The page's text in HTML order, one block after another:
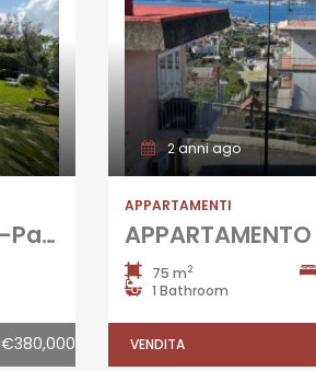
VILLA SINGOLA Varcaturo-Parco Noce
€380,000
2 anni ago
APPARTAMENTI
75 m2
1 Bathroom
VENDITA